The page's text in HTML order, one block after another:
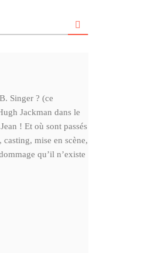
Singer ? (ce
Jackman dans le
! Et où sont passés
mise en scène,
qu’il n’existe